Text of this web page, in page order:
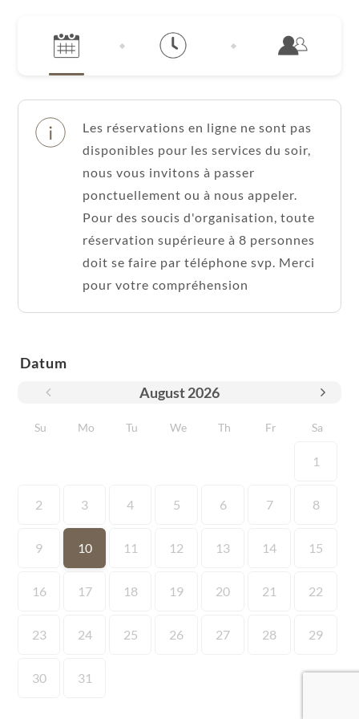
Les réservations en ligne ne sont pas
disponibles pour les services du soir,
nous vous invitons à passer
ponctuellement ou à nous appeler.
Pour des soucis d'organisation, toute
réservation supérieure à 8 personnes
doit se faire par téléphone svp. Merci
pour votre compréhension
Datum
August2026
Su Mo Tu We Th Fr Sa
1
2 3 4 5 6 7 8
9 10 11 12 13 14 15
16 17 18 19 20 21 22
23 24 25 26 27 28 29
30 31